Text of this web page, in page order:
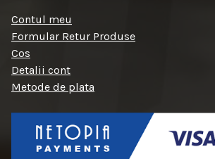
Contul meu
Formular Retur Produse
Cos
Detalii cont
Metode de plata